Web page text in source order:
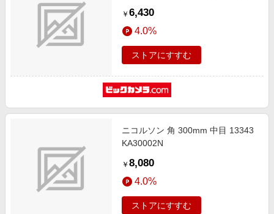
ペット・花・DIY・車
旅行・レジャー・ホテル予約
金融・マネー・保険
わくわく夏特集
50万ポイント山分けキャンペーン
とことん買い物チャレンジ
Apple公式サイト×楽天カード分割払い
Samsung ボーナスキャンペーン
週末の高還元 夏の長期版
￥ 6,430
4.0%
ストアにすすむ
ニコルソン 角 300mm 中目 13343
KA30002N
￥ 8,080
4.0%
ストアにすすむ